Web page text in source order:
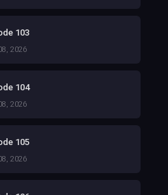
103
2026
104
2026
105
2026